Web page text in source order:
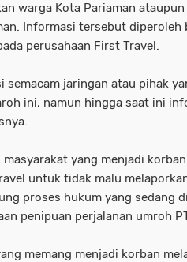
warga Kota Pariaman
Informasi tersebut diperoleh
perusahaan First Travel.
semacam jaringan atau pihak
ini, namun hingga saat ini
masyarakat yang menjadi
untuk tidak malu
proses hukum yang sedang
penipuan perjalanan umroh
memang menjadi korban